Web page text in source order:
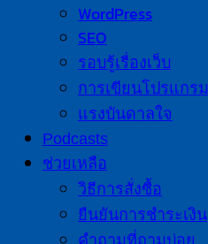
WordPress
SEO
รอบรู้เรื่องเว็บ
การเขียนโปรแกรม
แรงบันดาลใจ
Podcasts
ช่วยเหลือ
วิธีการสั่งซื้อ
ยืนยันการชำระเงิน